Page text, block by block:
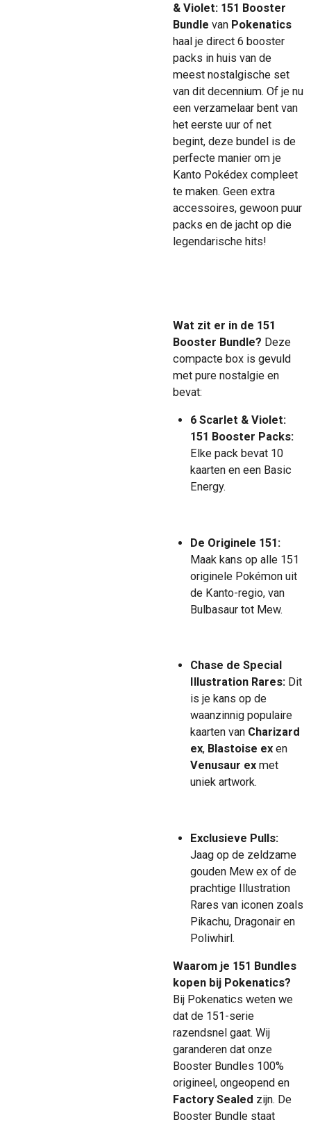
& Violet: 151 Booster
Bundle van Pokenatics
haal je direct 6 booster
packs in huis van de
meest nostalgische set
van dit decennium. Of je nu
een verzamelaar bent van
het eerste uur of net
begint, deze bundel is de
perfecte manier om je
Kanto Pokédex compleet
te maken. Geen extra
accessoires, gewoon puur
packs en de jacht op die
legendarische hits!
Wat zit er in de 151
Booster Bundle? Deze
compacte box is gevuld
met pure nostalgie en
bevat:
6 Scarlet & Violet:
151 Booster Packs:
Elke pack bevat 10
kaarten en een Basic
Energy.
De Originele 151:
Maak kans op alle 151
originele Pokémon uit
de Kanto-regio, van
Bulbasaur tot Mew.
Chase de Special
Illustration Rares:Dit
is je kans op de
waanzinnig populaire
kaarten van Charizard
ex, Blastoise exen
Venusaur exmet
uniek artwork.
Exclusieve Pulls:
Jaag op de zeldzame
gouden Mew ex of de
prachtige Illustration
Rares van iconen zoals
Pikachu, Dragonair en
Poliwhirl.
Waarom je 151 Bundles
kopen bij Pokenatics?
Bij Pokenatics weten we
dat de 151-serie
razendsnel gaat. Wij
garanderen dat onze
Booster Bundles 100%
origineel, ongeopend en
Factory Sealed zijn. De
Booster Bundle staat